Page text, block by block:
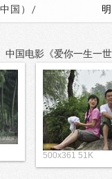
中国）/
中国电影《爱你一生一
500x361 51K